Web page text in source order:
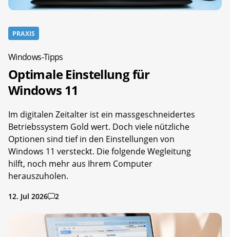
PRAXIS
Windows-Tipps
Optimale Einstellung für
Windows 11
Im digitalen Zeitalter ist ein massgeschneidertes
Betriebssystem Gold wert. Doch viele nützliche
Optionen sind tief in den Einstellungen von
Windows 11 versteckt. Die folgende Wegleitung
hilft, noch mehr aus Ihrem Computer
herauszuholen.
12. Jul 2026 2